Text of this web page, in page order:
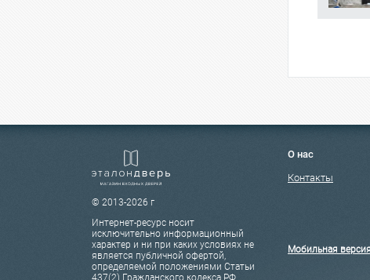
© 2013-2026 г
Интернет-ресурс носит
исключительно информационный
характер и ни при каких условиях не
является публичной офертой,
определяемой положениями Статьи
437(2) Гражданского кодекса РФ.
О нас
Контакты
Мобильная версия